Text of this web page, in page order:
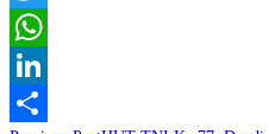
Twitter
WhatsApp
LinkedIn